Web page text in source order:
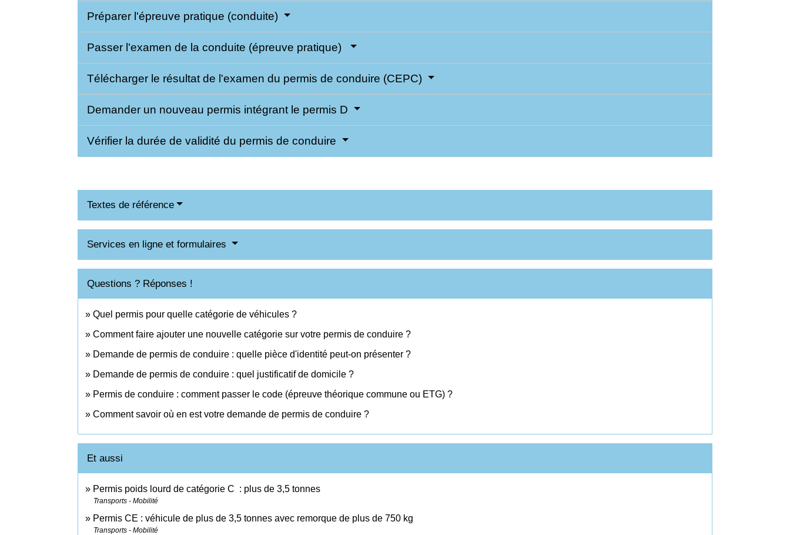
Préparer l'épreuve pratique (conduite)
Passer l'examen de la conduite (épreuve pratique)
Télécharger le résultat de l'examen du permis de conduire (CEPC)
Demander un nouveau permis intégrant le permis D
Vérifier la durée de validité du permis de conduire
Textes de référence
Services en ligne et formulaires
Questions ? Réponses !
Quel permis pour quelle catégorie de véhicules ?
Comment faire ajouter une nouvelle catégorie sur votre permis de conduire ?
Demande de permis de conduire : quelle pièce d'identité peut-on présenter ?
Demande de permis de conduire : quel justificatif de domicile ?
Permis de conduire : comment passer le code (épreuve théorique commune ou ETG) ?
Comment savoir où en est votre demande de permis de conduire ?
Et aussi
Permis poids lourd de catégorie C : plus de 3,5 tonnes
Transports - Mobilité
Permis CE : véhicule de plus de 3,5 tonnes avec remorque de plus de 750 kg
Transports - Mobilité